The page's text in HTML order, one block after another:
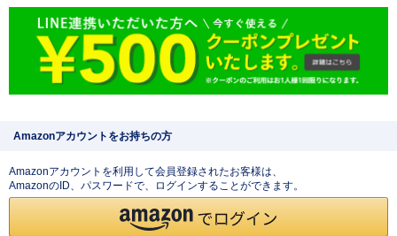
Amazonアカウントをお持ちの方
Amazonアカウントを利用して会員登録されたお客様は、
AmazonのID、パスワードで、ログインすることができます。